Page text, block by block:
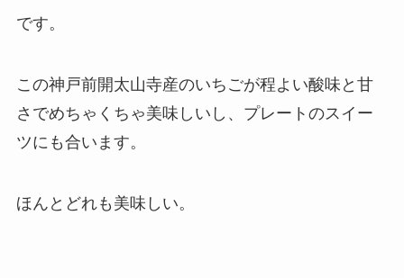
です。
この神戸前開太山寺産のいちごが程よい酸味と甘
さでめちゃくちゃ美味しいし、プレートのスイー
ツにも合います。
ほんとどれも美味しい。